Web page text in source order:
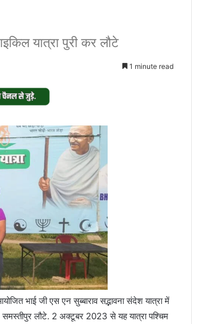
यात्रा पुरी कर लौटे
1 minute read
भाई जी एस एन सुब्बाराव सद्भावना संदेश यात्रा में
लौटे. 2 अक्टूबर 2023 से यह यात्रा पश्चिम